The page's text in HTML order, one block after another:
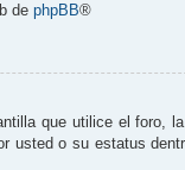
de phpBB®
que utilice el foro,
usted o su estatus